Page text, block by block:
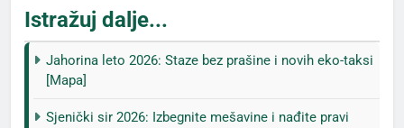
Istražuj dalje...
Jahorina leto 2026: Staze bez prašine i novih eko-taksi
[Mapa]
Sjenički sir 2026: Izbegnite mešavine i nađite pravi